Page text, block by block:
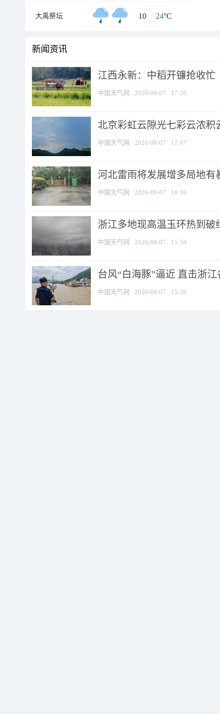
大禹祭坛 10 / 24°C
新闻资讯
江西永新：中稻开镰抢收忙
中国天气网 2026-08-07 17:26
北京彩虹云隙光七彩云浓积
中国天气网 2026-08-07 17:07
河北雷雨将发展增多局地有
中国天气网 2026-08-07 16:10
浙江多地现高温玉环热到破
中国天气网 2026-08-07 15:34
台风“白海豚”逼近 直击浙
中国天气网 2026-08-07 15:26